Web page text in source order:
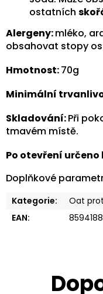
ostatních
Alergeny:mléko,
obsahovat stopy
Hmotnost:70g
Minimální
Skladování:Při
tmavém místě.
Po otevření
Doplňkové
Kategorie:
Oat
EAN: